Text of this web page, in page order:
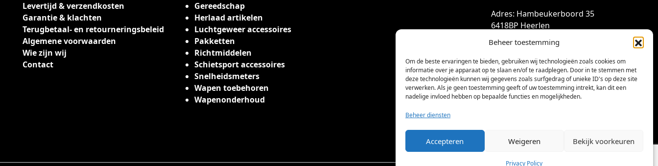
Beheer toestemming
Om de beste ervaringen te bieden, gebruiken wij technologieën zoals cookies om
informatie over je apparaat op te slaan en/of te raadplegen. Door in te stemmen met
deze technologieën kunnen wij gegevens zoals surfgedrag of unieke ID's op deze site
verwerken. Als je geen toestemming geeft of uw toestemming intrekt, kan dit een
nadelige invloed hebben op bepaalde functies en mogelijkheden.
Beheer diensten
Accepteren Weigeren Bekijk voorkeuren
Privacy Policy
Levertijd & verzendkosten
Garantie & klachten
Terugbetaal- en retourneringsbeleid
Algemene voorwaarden
Wie zijn wij
Contact
Gereedschap
Herlaad artikelen
Luchtgeweer accessoires
Pakketten
Richtmiddelen
Schietsport accessoires
Snelheidsmeters
Wapen toebehoren
Wapenonderhoud
Adres: Hambeukerboord 35
6418BP Heerlen
(geen bezoekadres)
info@dutchlrs.nl
+31 45 2123953
KvK-nummer: 96002824
Btw-id: NL867424114B01